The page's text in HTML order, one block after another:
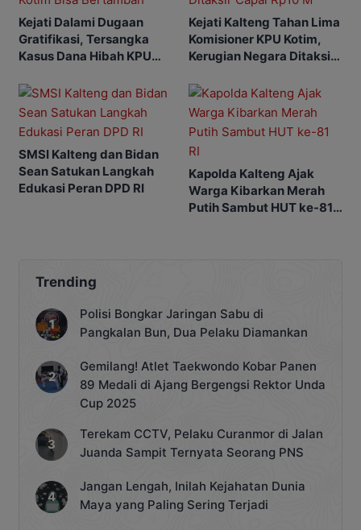
Kejati Dalami Dugaan
Gratifikasi, Tersangka
Kasus Dana Hibah KPU
Kejati Kalteng Tahan Lima
Komisioner KPU Kotim,
Kerugian Negara Ditaksir
SMSI Kalteng dan Bidan
Sean Satukan Langkah
Edukasi Peran DPD RI
Kapolda Kalteng Ajak
Warga Kibarkan Merah
Putih Sambut HUT ke-81
Trending
Polisi Bongkar Jaringan Sabu di
Pangkalan Bun, Dua Pelaku Diamankan
Gemilang! Atlet Taekwondo Kobar Panen
89 Medali di Ajang Bergengsi Rektor Unda
Cup 2025
Terekam CCTV, Pelaku Curanmor di Jalan
Juanda Sampit Ternyata Seorang PNS
Jangan Lengah, Inilah Kejahatan Dunia
Maya yang Paling Sering Terjadi